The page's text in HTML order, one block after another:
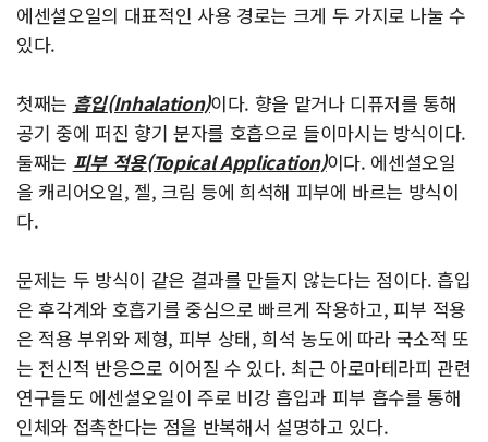
에센셜오일의 대표적인 사용 경로는 크게 두 가지로 나눌 수
있다.
첫째는 흡입(Inhalation)이다. 향을 맡거나 디퓨저를 통해
공기 중에 퍼진 향기 분자를 호흡으로 들이마시는 방식이다.
둘째는 피부 적용(Topical Application)이다. 에센셜오일
을 캐리어오일, 젤, 크림 등에 희석해 피부에 바르는 방식이
다.
문제는 두 방식이 같은 결과를 만들지 않는다는 점이다. 흡입
은 후각계와 호흡기를 중심으로 빠르게 작용하고, 피부 적용
은 적용 부위와 제형, 피부 상태, 희석 농도에 따라 국소적 또
는 전신적 반응으로 이어질 수 있다. 최근 아로마테라피 관련
연구들도 에센셜오일이 주로 비강 흡입과 피부 흡수를 통해
인체와 접촉한다는 점을 반복해서 설명하고 있다.